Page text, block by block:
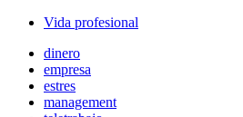
Vida profesional
dinero
empresa
estres
management